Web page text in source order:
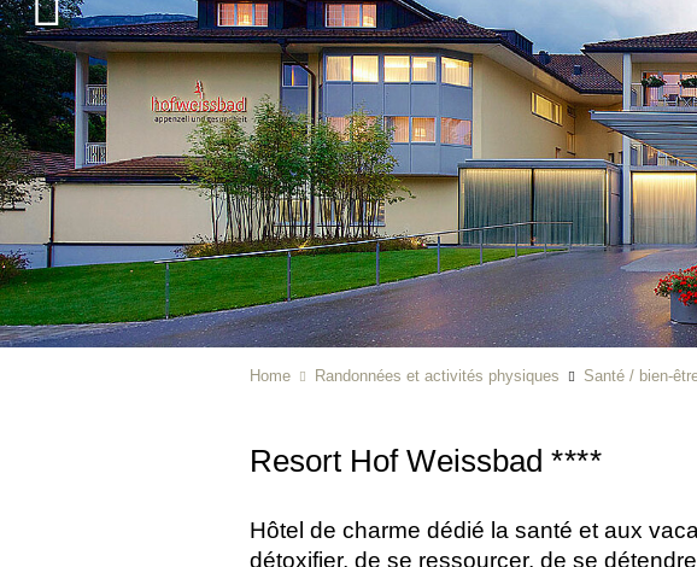
Home Randonnées et activités physiques Santé / bien-
Resort Hof Weissbad ****
Hôtel de charme dédié la santé et aux
détoxifier, de se ressourcer, de se